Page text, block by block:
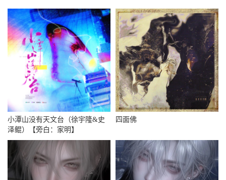
小潭山没有天文台（徐宇隆&史
泽鲲）【旁白：家明】
四面佛